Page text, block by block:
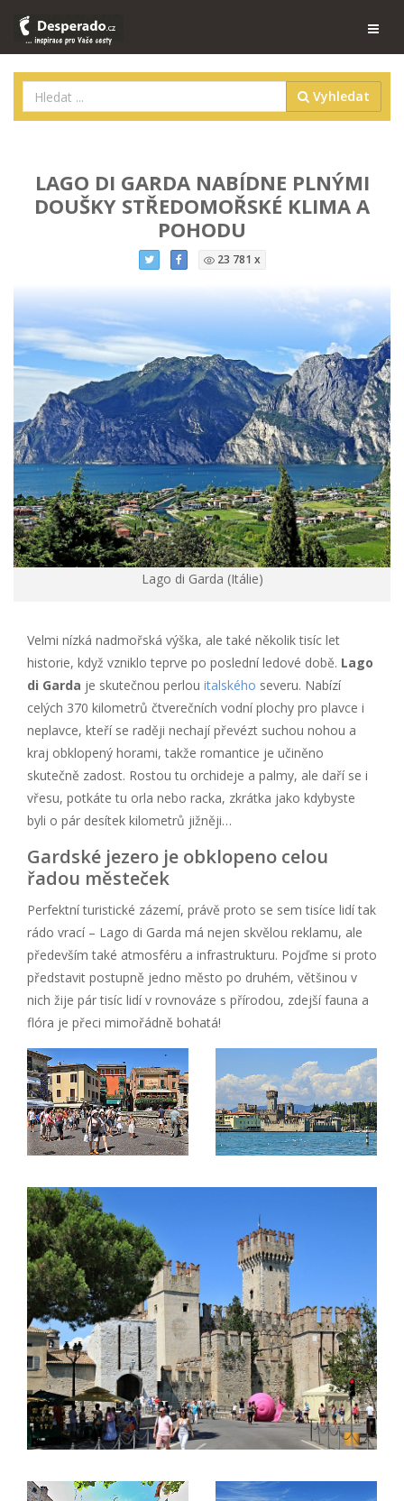
Vyhledat
LAGO DI GARDA NABÍDNE PLNÝMI
DOUŠKY STŘEDOMOŘSKÉ KLIMA A
POHODU
23 781 x
Lago di Garda (Itálie)
Velmi nízká nadmořská výška, ale také několik tisíc let
historie, když vzniklo teprve po poslední ledové době. Lago
di Garda je skutečnou perlou italského severu. Nabízí
celých 370 kilometrů čtverečních vodní plochy pro plavce i
neplavce, kteří se raději nechají převézt suchou nohou a
kraj obklopený horami, takže romantice je učiněno
skutečně zadost. Rostou tu orchideje a palmy, ale daří se i
vřesu, potkáte tu orla nebo racka, zkrátka jako kdybyste
byli o pár desítek kilometrů jižněji…
Gardské jezero je obklopeno celou
řadou městeček
Perfektní turistické zázemí, právě proto se sem tisíce lidí tak
rádo vrací – Lago di Garda má nejen skvělou reklamu, ale
především také atmosféru a infrastrukturu. Pojďme si proto
představit postupně jedno město po druhém, většinou v
nich žije pár tisíc lidí v rovnováze s přírodou, zdejší fauna a
flóra je přeci mimořádně bohatá!